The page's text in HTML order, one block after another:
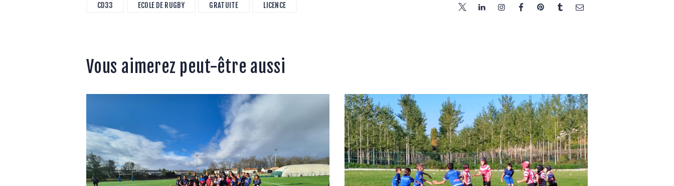
CD33 ECOLE DE RUGBY GRATUITE LICENCE
Vous aimerez peut-être aussi